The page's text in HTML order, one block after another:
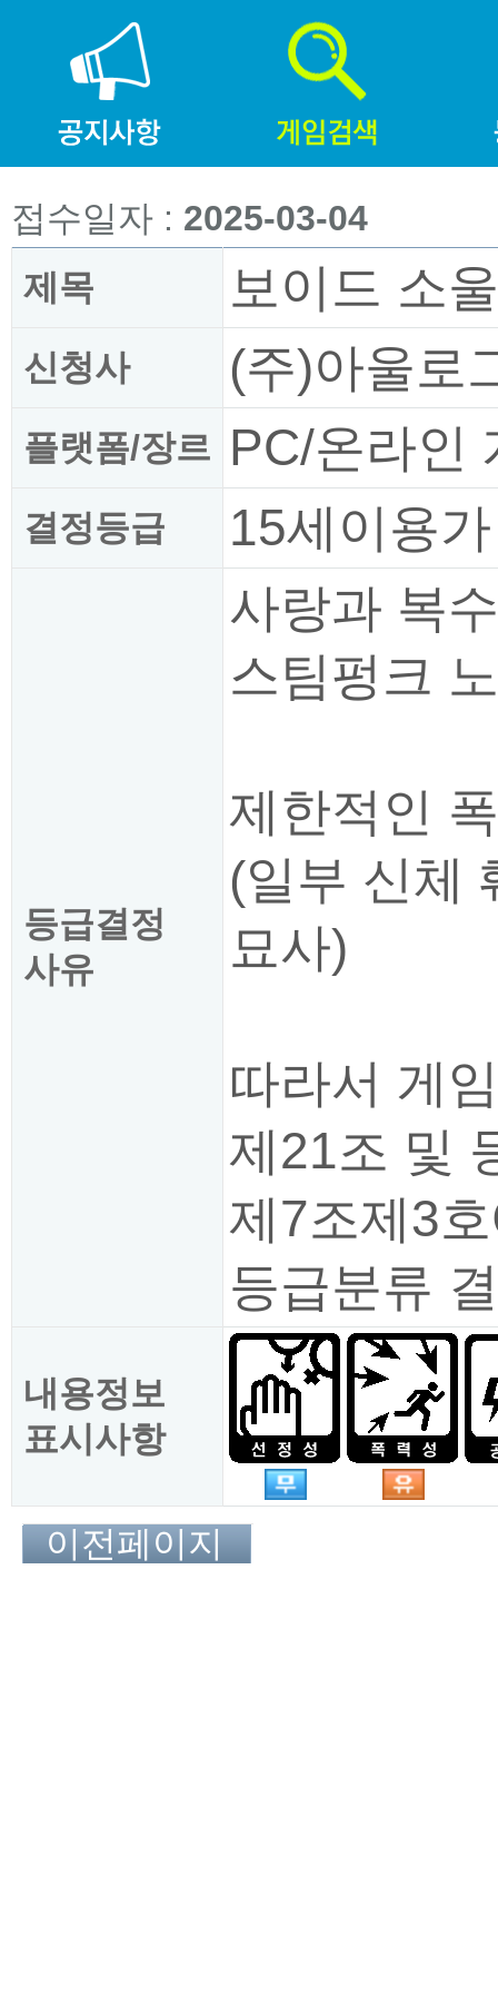
접수일자 : 2025-03-04
제목
보이드 소울
신청사 (주)아울로
플랫폼/장르 PC/온라인
결정등급 15세이용가
등급결정
사유
사랑과 복
스팀펑크
제한적인
(일부 신체
묘사)
따라서 게
제21조 및
제7조제3호
등급분류
내용정보
표시사항
이전페이지